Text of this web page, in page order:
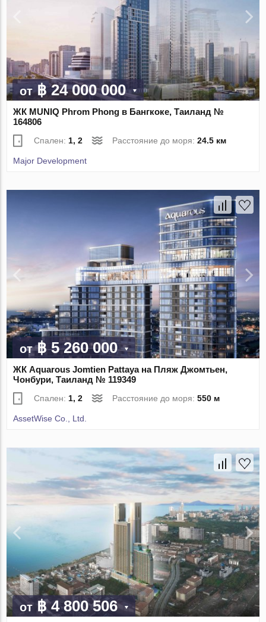
от฿ 24 000 000
ЖК MUNIQ Phrom Phong в Бангкоке, Таиланд №
164806
Спален: 1, 2 Расстояние до моря:24.5 км
Major Development
от฿ 5 260 000
ЖК Aquarous Jomtien Pattaya на Пляж Джомтьен,
Чонбури, Таиланд № 119349
Спален:1, 2 Расстояние до моря:550 м
AssetWise Co., Ltd.
от฿ 4 800 506